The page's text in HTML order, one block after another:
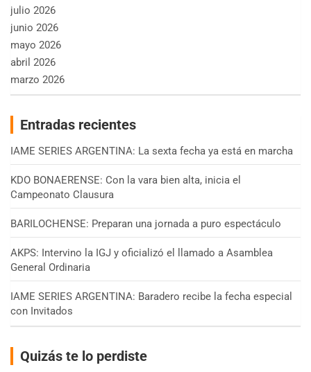
julio 2026
junio 2026
mayo 2026
abril 2026
marzo 2026
Entradas recientes
IAME SERIES ARGENTINA: La sexta fecha ya está en marcha
KDO BONAERENSE: Con la vara bien alta, inicia el
Campeonato Clausura
BARILOCHENSE: Preparan una jornada a puro espectáculo
AKPS: Intervino la IGJ y oficializó el llamado a Asamblea
General Ordinaria
IAME SERIES ARGENTINA: Baradero recibe la fecha especial
con Invitados
Quizás te lo perdiste